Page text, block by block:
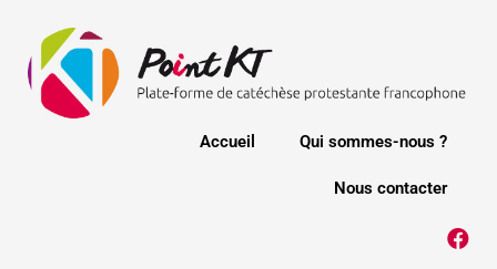
Accueil Qui sommes-nous ?
Nous contacter